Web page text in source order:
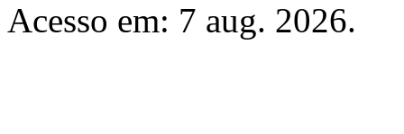
Acesso em: 7 aug. 2026.